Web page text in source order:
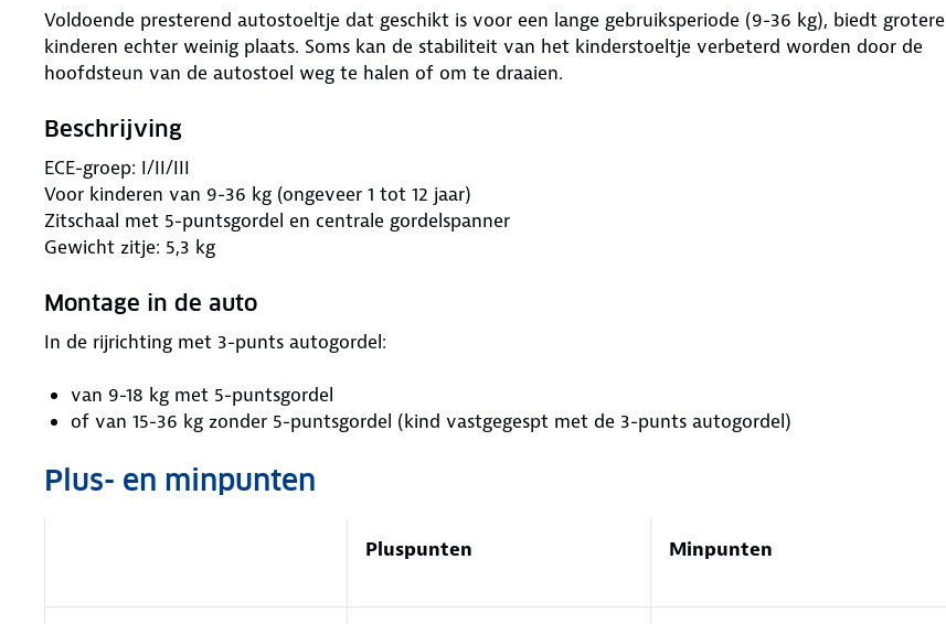
Voldoende presterend autostoeltje dat geschikt is voor een lange gebruiksperiode (9-36 kg), biedt grotere
kinderen echter weinig plaats. Soms kan de stabiliteit van het kinderstoeltje verbeterd worden door de
hoofdsteun van de autostoel weg te halen of om te draaien.
Beschrijving
ECE-groep: I/II/III
Voor kinderen van 9-36 kg (ongeveer 1 tot 12 jaar)
Zitschaal met 5-puntsgordel en centrale gordelspanner
Gewicht zitje: 5,3 kg
Montage in de auto
In de rijrichting met 3-punts autogordel:
van 9-18 kg met 5-puntsgordel
of van 15-36 kg zonder 5-puntsgordel (kind vastgegespt met de 3-punts autogordel)
Plus- en minpunten
Pluspunten Minpunten